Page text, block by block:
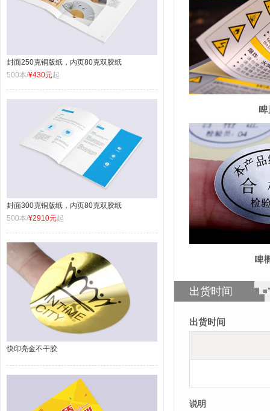
封面250克铜版纸，内页80克双胶纸
500本/¥430元起
封面300克铜版纸，内页80克双胶纸
500本/¥2910元起
快印亮金不干胶
出货时间
出货时间
说明